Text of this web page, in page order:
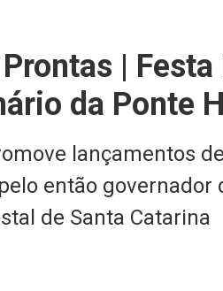
|
da Ponte
lançamentos
então governador
de Santa Catarina